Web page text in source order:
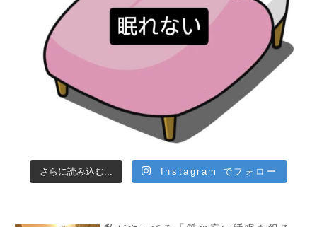
さらに読み込む... Instagram でフォロー